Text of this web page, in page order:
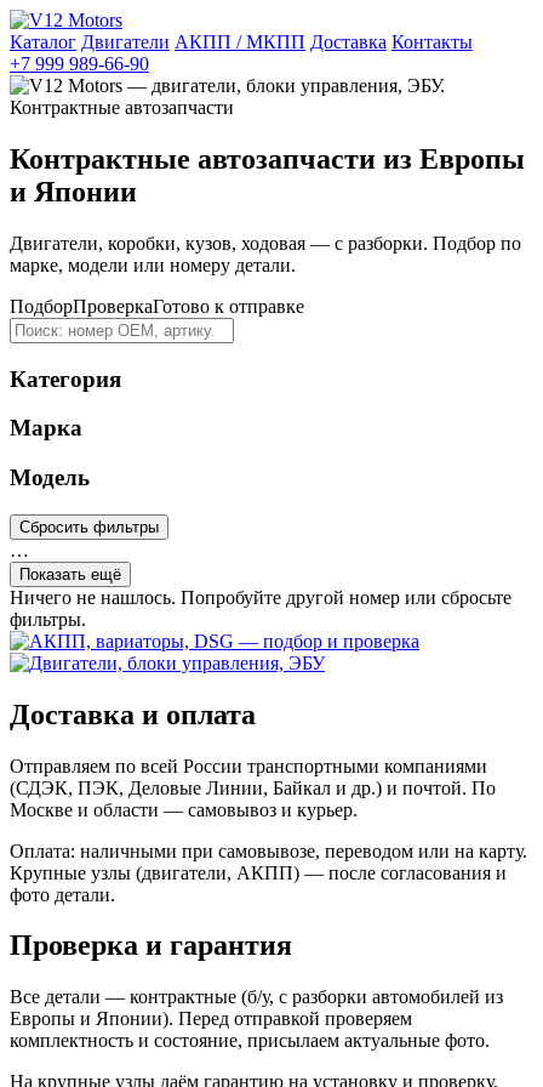
Каталог Двигатели АКПП / МКПП Доставка Контакты
+7 999 989-66-90
Контрактные автозапчасти из Европы
и Японии
Двигатели, коробки, кузов, ходовая — с разборки. Подбор по
марке, модели или номеру детали.
ПодборПроверкаГотово к отправке
Категория
Марка
Модель
Сбросить фильтры
…
Показать ещё
Ничего не нашлось. Попробуйте другой номер или сбросьте
фильтры.
Доставка и оплата
Отправляем по всей России транспортными компаниями
(СДЭК, ПЭК, Деловые Линии, Байкал и др.) и почтой. По
Москве и области — самовывоз и курьер.
Оплата: наличными при самовывозе, переводом или на карту.
Крупные узлы (двигатели, АКПП) — после согласования и
фото детали.
Проверка и гарантия
Все детали — контрактные (б/у, с разборки автомобилей из
Европы и Японии). Перед отправкой проверяем
комплектность и состояние, присылаем актуальные фото.
На крупные узлы даём гарантию на установку и проверку.